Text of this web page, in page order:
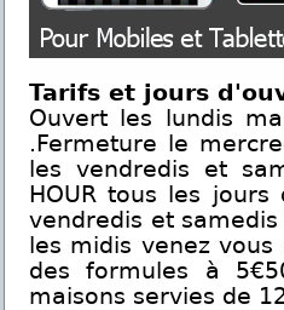
Tarifs et jours
Ouvert les lundis
.Fermeture le
les vendredis et
HOUR tous les
vendredis et
les midis venez
des formules à
maisons servies de